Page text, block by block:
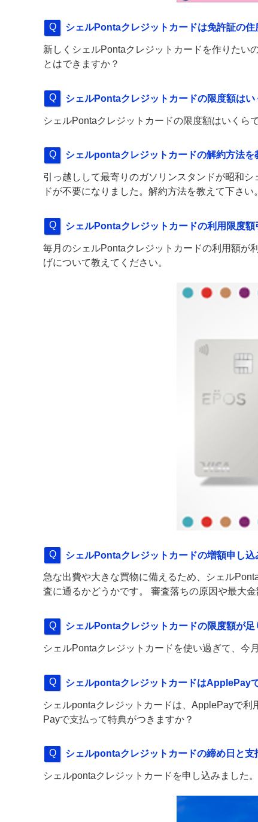
シェルPontaクレジットカードは免許証の
新しくシェルPontaクレジットカードを作りたい
とはできますか？
シェルPontaクレジットカードの限度額はい
シェルPontaクレジットカードの限度額はいくら
シェルpontaクレジットカードの解約方法を
引っ越しして最寄りのガソリンスタンドが昭和
ドが不要になりました。解約方法を教えて下さい。
シェルPontaクレジットカードの利用限度額
毎月のシェルPontaクレジットカードの利用額が
げについて教えてください。
シェルPontaクレジットカードの増額申し込
急な出費や大きな買物に備えるため、シェル
査に通るかどうかです。 審査落ちの原因や最大
シェルPontaクレジットカードの限度額が
シェルPontaクレジットカードを使い過ぎて、今
シェルpontaクレジットカードはApplePay
シェルpontaクレジットカードは、ApplePayで
Payで支払って特典がつきますか？
シェルpontaクレジットカードの締め日と支
シェルpontaクレジットカードを申し込みました